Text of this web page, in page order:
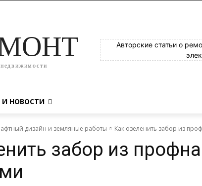
Авторские статьи о
И НОВОСТИ
дизайн и земляные работы Как озеленить забор из
забор из